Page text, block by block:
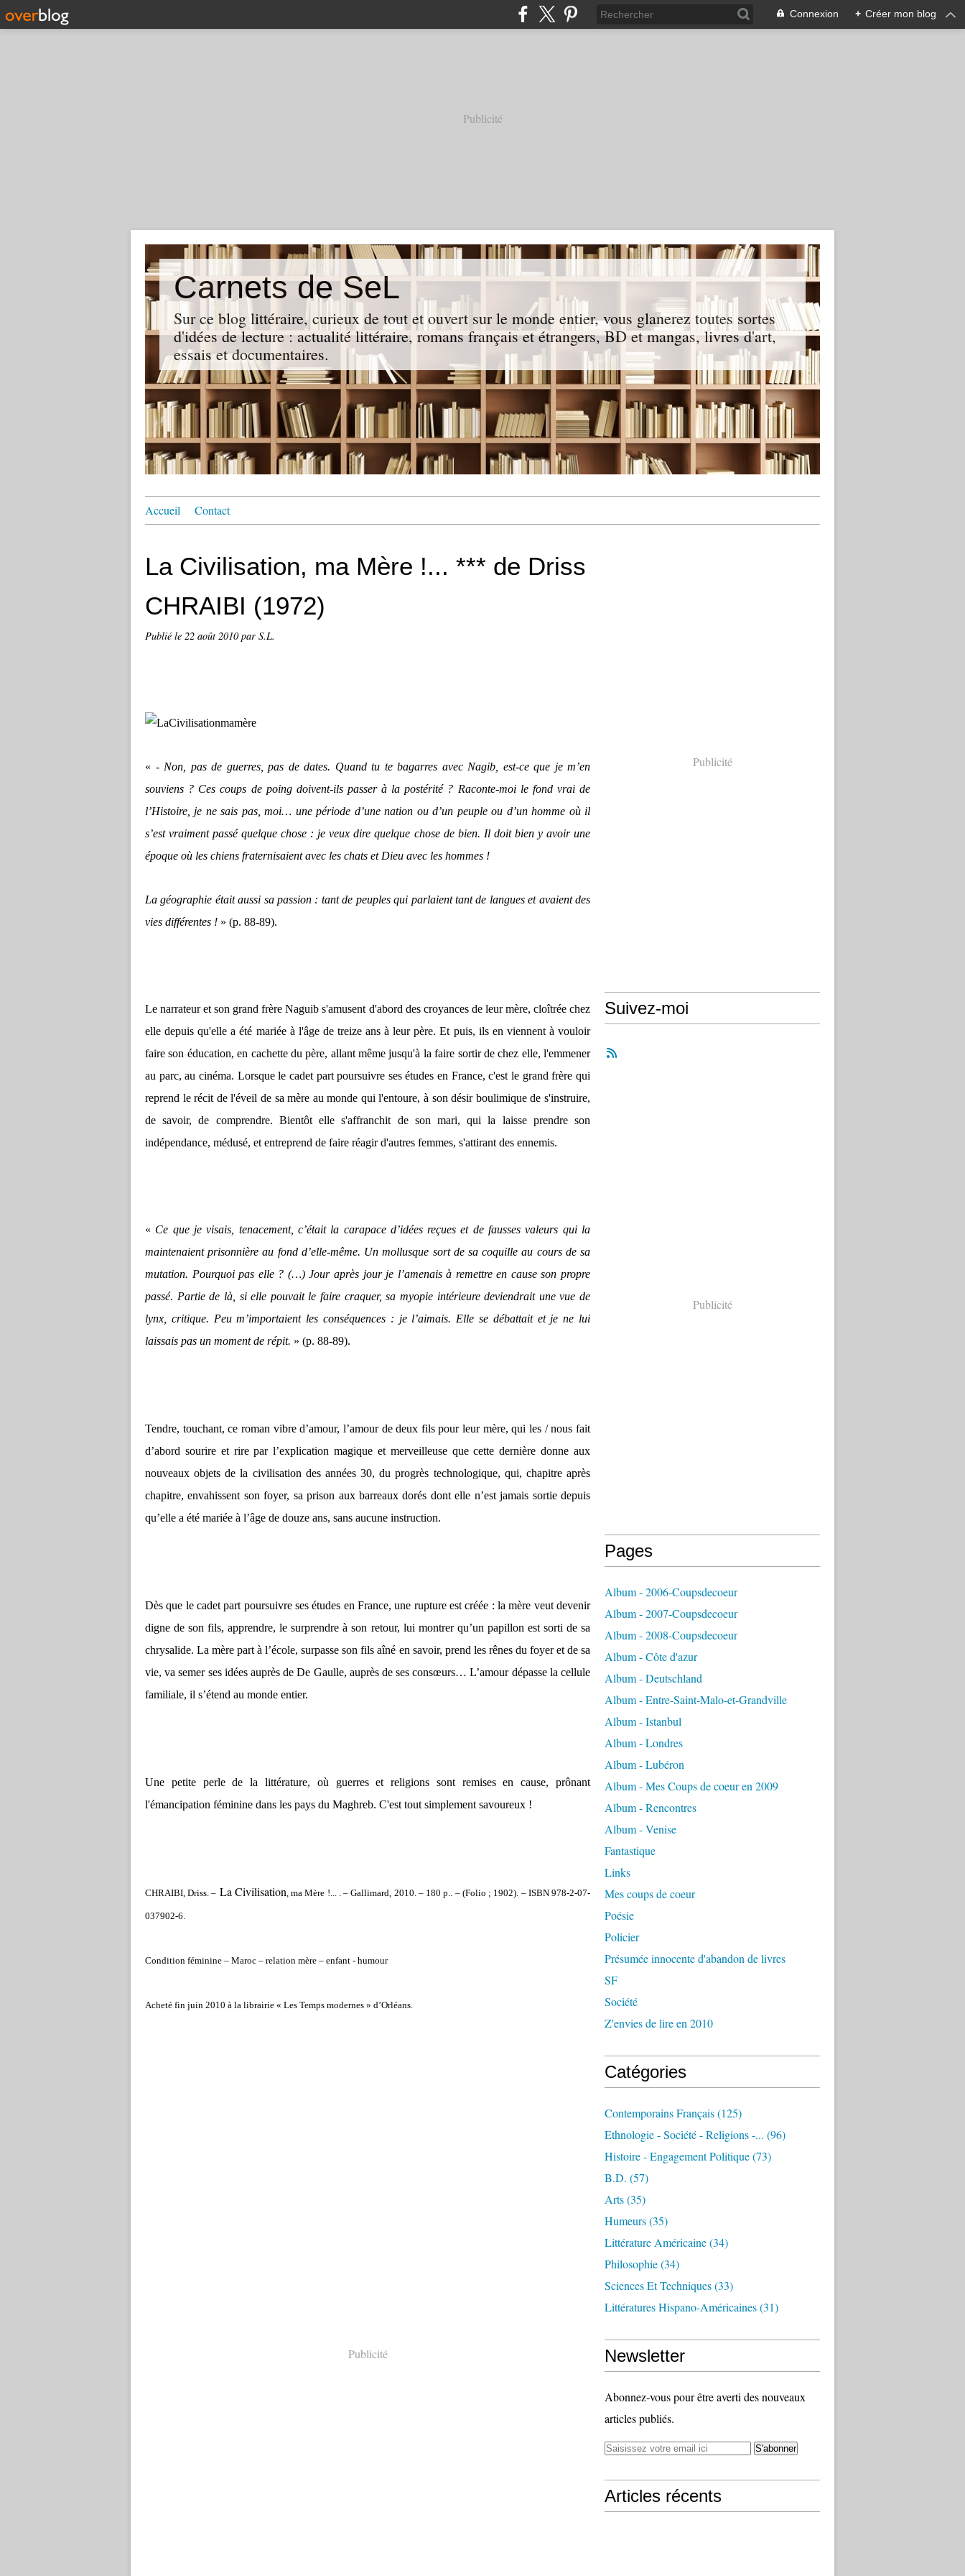
Connexion + Créer mon blog
Publicité
Carnets de SeL
Sur ce blog littéraire, curieux de tout et ouvert sur le monde entier, vous glanerez toutes sortes
d'idées de lecture : actualité littéraire, romans français et étrangers, BD et mangas, livres d'art,
essais et documentaires.
Accueil Contact
La Civilisation, ma Mère !... *** de Driss
CHRAIBI (1972)
Publié le 22 août 2010par S.L.
« - Non, pas de guerres, pas de dates. Quand tu te bagarres avec Nagib, est-ce que je m’en
souviens ? Ces coups de poing doivent-ils passer à la postérité ? Raconte-moi le fond vrai de
l’Histoire, je ne sais pas, moi… une période d’une nation ou d’un peuple ou d’un homme où il
s’est vraiment passé quelque chose : je veux dire quelque chose de bien. Il doit bien y avoir une
époque où les chiens fraternisaient avec les chats et Dieu avec les hommes !
La géographie était aussi sa passion : tant de peuples qui parlaient tant de langues et avaient des
vies différentes ! » (p. 88-89).
Le narrateur et son grand frère Naguib s'amusent d'abord des croyances de leur mère, cloîtrée chez
elle depuis qu'elle a été mariée à l'âge de treize ans à leur père. Et puis, ils en viennent à vouloir
faire son éducation, en cachette du père, allant même jusqu'à la faire sortir de chez elle, l'emmener
au parc, au cinéma. Lorsque le cadet part poursuivre ses études en France, c'est le grand frère qui
reprend le récit de l'éveil de sa mère au monde qui l'entoure, à son désir boulimique de s'instruire,
de savoir, de comprendre. Bientôt elle s'affranchit de son mari, qui la laisse prendre son
indépendance, médusé, et entreprend de faire réagir d'autres femmes, s'attirant des ennemis.
« Ce que je visais, tenacement, c’était la carapace d’idées reçues et de fausses valeurs qui la
maintenaient prisonnière au fond d’elle-même. Un mollusque sort de sa coquille au cours de sa
mutation. Pourquoi pas elle ? (…) Jour après jour je l’amenais à remettre en cause son propre
passé. Partie de là, si elle pouvait le faire craquer, sa myopie intérieure deviendrait une vue de
lynx, critique. Peu m’importaient les conséquences : je l’aimais. Elle se débattait et je ne lui
laissais pas un moment de répit. » (p. 88-89).
Tendre, touchant, ce roman vibre d’amour, l’amour de deux fils pour leur mère, qui les / nous fait
d’abord sourire et rire par l’explication magique et merveilleuse que cette dernière donne aux
nouveaux objets de la civilisation des années 30, du progrès technologique, qui, chapitre après
chapitre, envahissent son foyer, sa prison aux barreaux dorés dont elle n’est jamais sortie depuis
qu’elle a été mariée à l’âge de douze ans, sans aucune instruction.
Dès que le cadet part poursuivre ses études en France, une rupture est créée : la mère veut devenir
digne de son fils, apprendre, le surprendre à son retour, lui montrer qu’un papillon est sorti de sa
chrysalide. La mère part à l’école, surpasse son fils aîné en savoir, prend les rênes du foyer et de sa
vie, va semer ses idées auprès de De Gaulle, auprès de ses consœurs… L’amour dépasse la cellule
familiale, il s’étend au monde entier.
Une petite perle de la littérature, où guerres et religions sont remises en cause, prônant
l'émancipation féminine dans les pays du Maghreb. C'est tout simplement savoureux !
CHRAIBI, Driss. – La Civilisation, ma Mère !... . – Gallimard, 2010. – 180 p.. – (Folio ; 1902). – ISBN 978-2-07-
037902-6.
Condition féminine – Maroc – relation mère – enfant - humour
Acheté fin juin 2010 à la librairie « Les Temps modernes » d’Orléans.
Publicité
Publicité
Suivez-moi
Publicité
Pages
Album - 2006-Coupsdecoeur
Album - 2007-Coupsdecoeur
Album - 2008-Coupsdecoeur
Album - Côte d'azur
Album - Deutschland
Album - Entre-Saint-Malo-et-Grandville
Album - Istanbul
Album - Londres
Album - Lubéron
Album - Mes Coups de coeur en 2009
Album - Rencontres
Album - Venise
Fantastique
Links
Mes coups de coeur
Poésie
Policier
Présumée innocente d'abandon de livres
SF
Société
Z'envies de lire en 2010
Catégories
Contemporains Français(125)
Ethnologie - Société - Religions -... (96)
Histoire - Engagement Politique(73)
B.d. (57)
Arts(35)
Humeurs(35)
Littérature Américaine(34)
Philosophie(34)
Sciences Et Techniques(33)
Littératures Hispano-Américaines(31)
Newsletter
Abonnez-vous pour être averti des nouveaux
articles publiés.
Articles récents